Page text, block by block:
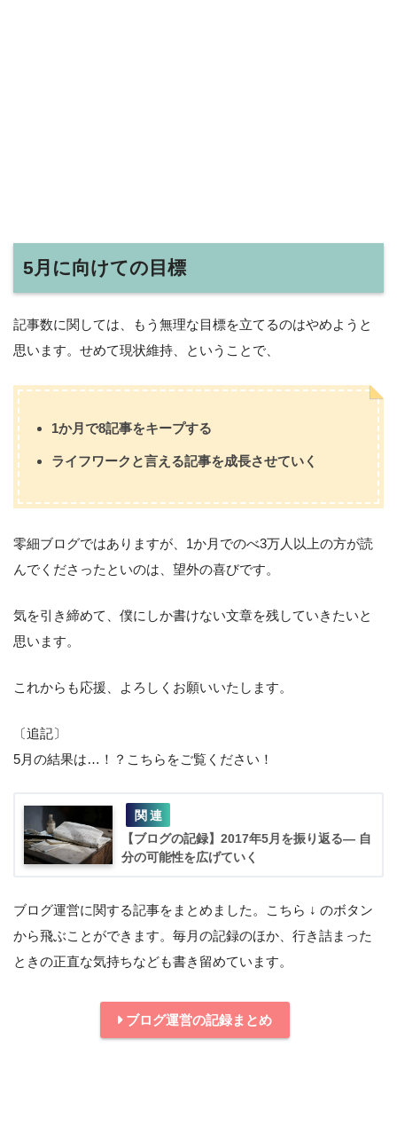
5月に向けての目標
記事数に関しては、もう無理な目標を立てるのはやめようと
思います。せめて現状維持、ということで、
1か月で8記事をキープする
ライフワークと言える記事を成長させていく
零細ブログではありますが、1か月でのべ3万人以上の方が読
んでくださったといのは、望外の喜びです。
気を引き締めて、僕にしか書けない文章を残していきたいと
思います。
これからも応援、よろしくお願いいたします。
〔追記〕
5月の結果は…！？こちらをご覧ください！
【ブログの記録】2017年5月を振り返る― 自
分の可能性を広げていく
ブログ運営に関する記事をまとめました。こちら ↓ のボタン
から飛ぶことができます。毎月の記録のほか、行き詰まった
ときの正直な気持ちなども書き留めています。
ブログ運営の記録まとめ